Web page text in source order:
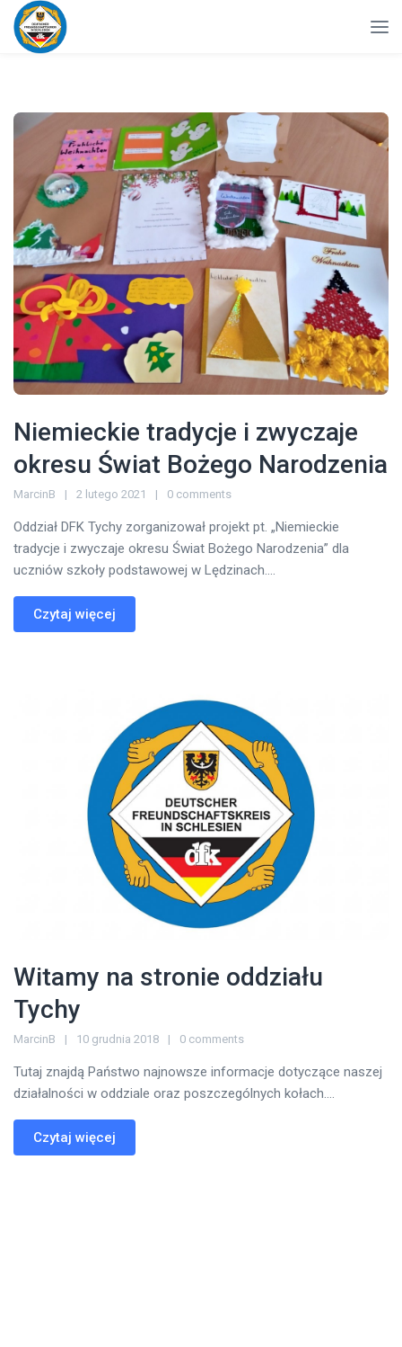
Niemieckie tradycje i zwyczaje
okresu Świat Bożego Narodzenia
MarcinB 2 lutego 2021 0 comments
Oddział DFK Tychy zorganizował projekt pt. „Niemieckie
tradycje i zwyczaje okresu Świat Bożego Narodzenia” dla
uczniów szkoły podstawowej w Lędzinach....
Czytaj więcej
Witamy na stronie oddziału
Tychy
MarcinB 10 grudnia 2018 0 comments
Tutaj znajdą Państwo najnowsze informacje dotyczące naszej
działalności w oddziale oraz poszczególnych kołach....
Czytaj więcej